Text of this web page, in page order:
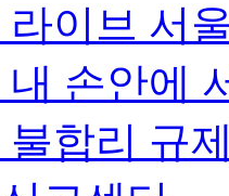
라이브 서울
내 손안에
불합리 규제